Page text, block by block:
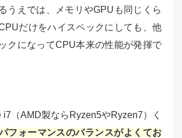
うえでは、メモリやGPUも同じくら
だけをハイスペックにしても、他
クになってCPU本来の性能が発揮で
（AMD製ならRyzen5やRyzen7）く
フォーマンスのバランスがよくてお